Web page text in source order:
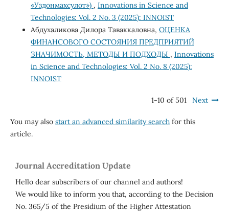
«Уздонмахсулот») , Innovations in Science and
Technologies: Vol. 2 No. 3 (2025): INNOIST
Абдухаликова Дилора Таваккаловна, ОЦЕНКА
ФИНАНСОВОГО СОСТОЯНИЯ ПРЕДПРИЯТИЙ
ЗНАЧИМОСТЬ, МЕТОДЫ И ПОДХОДЫ , Innovations
in Science and Technologies: Vol. 2 No. 8 (2025):
INNOIST
1-10 of 501 Next
You may also start an advanced similarity searchfor this
article.
Journal Accreditation Update
Hello dear subscribers of our channel and authors!
We would like to inform you that, according to the Decision
No. 365/5 of the Presidium of the Higher Attestation